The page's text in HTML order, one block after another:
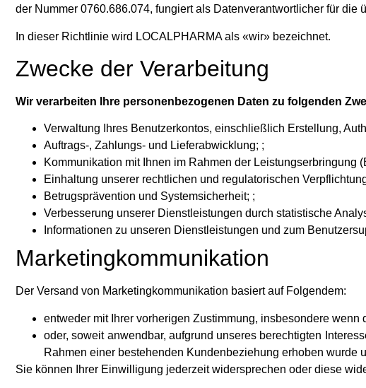
der Nummer 0760.686.074, fungiert als Datenverantwortlicher für
In dieser Richtlinie wird LOCALPHARMA als «wir» bezeichnet.
Zwecke der Verarbeitung
Wir verarbeiten Ihre personenbezogenen Daten zu folgenden
Verwaltung Ihres Benutzerkontos, einschließlich Erstellung,
Auftrags-, Zahlungs- und Lieferabwicklung; ;
Kommunikation mit Ihnen im Rahmen der Leistungserbringung
Einhaltung unserer rechtlichen und regulatorischen
Betrugsprävention und Systemsicherheit; ;
Verbesserung unserer Dienstleistungen durch statistische
Informationen zu unseren Dienstleistungen und zum
Marketingkommunikation
Der Versand von Marketingkommunikation basiert auf Folgendem:
entweder mit Ihrer vorherigen Zustimmung, insbesondere
oder, soweit anwendbar, aufgrund unseres berechtigten
Rahmen einer bestehenden Kundenbeziehung erhoben
Sie können Ihrer Einwilligung jederzeit widersprechen oder diese